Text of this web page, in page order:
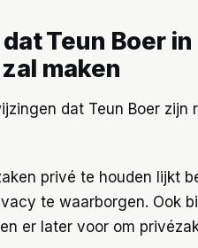
Teun Boer
maken
dat Teun Boer
privé te houden lijkt
te waarborgen. Ook
er later voor om